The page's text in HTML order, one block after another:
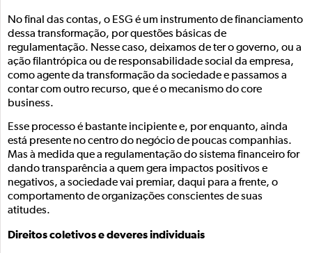
No final das contas, o ESG é um instrumento de financiamento
dessa transformação, por questões básicas de
regulamentação. Nesse caso, deixamos de ter o governo, ou a
ação filantrópica ou de responsabilidade social da empresa,
como agente da transformação da sociedade e passamos a
contar com outro recurso, que é o mecanismo do core
business.
Esse processo é bastante incipiente e, por enquanto, ainda
está presente no centro do negócio de poucas companhias.
Mas à medida que a regulamentação do sistema financeiro for
dando transparência a quem gera impactos positivos e
negativos, a sociedade vai premiar, daqui para a frente, o
comportamento de organizações conscientes de suas
atitudes.
Direitos coletivos e deveres individuais